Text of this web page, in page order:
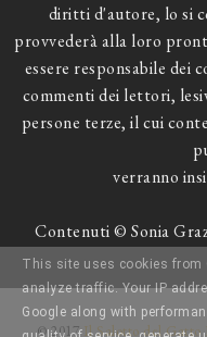
diritti d'autore, lo si
provvederà alla loro
essere responsabile dei
commenti dei lettori,
persone terze, il cui
verranno
Contenuti © Sonia
© 2017Il Salotto del Gatto
This site uses cookies from
analyze traffic. Your IP
Google along with